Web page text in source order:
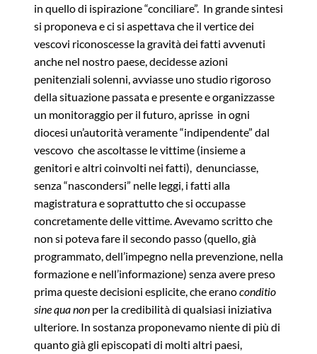
in quello di ispirazione “conciliare”. In grande sintesi
si proponeva e ci si aspettava che il vertice dei
vescovi riconoscesse la gravità dei fatti avvenuti
anche nel nostro paese, decidesse azioni
penitenziali solenni, avviasse uno studio rigoroso
della situazione passata e presente e organizzasse
un monitoraggio per il futuro, aprisse in ogni
diocesi un’autorità veramente “indipendente” dal
vescovo che ascoltasse le vittime (insieme a
genitori e altri coinvolti nei fatti), denunciasse,
senza “nascondersi” nelle leggi, i fatti alla
magistratura e soprattutto che si occupasse
concretamente delle vittime. Avevamo scritto che
non si poteva fare il secondo passo (quello, già
programmato, dell’impegno nella prevenzione, nella
formazione e nell’informazione) senza avere preso
prima queste decisioni esplicite, che eranoconditio
sine qua non per la credibilità di qualsiasi iniziativa
ulteriore. In sostanza proponevamo niente di più di
quanto già gli episcopati di molti altri paesi,